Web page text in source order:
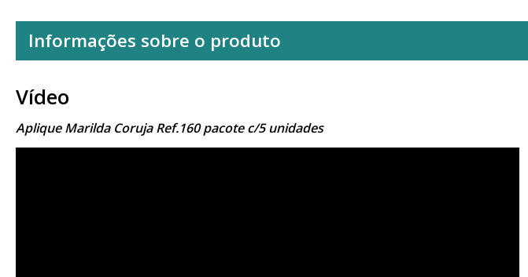
Informações sobre o produto
Vídeo
Aplique Marilda Coruja Ref.160 pacote c/5 unidades